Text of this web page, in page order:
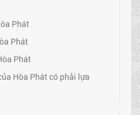
Phát
Phát
Phát
Hòa Phát có phải lựa